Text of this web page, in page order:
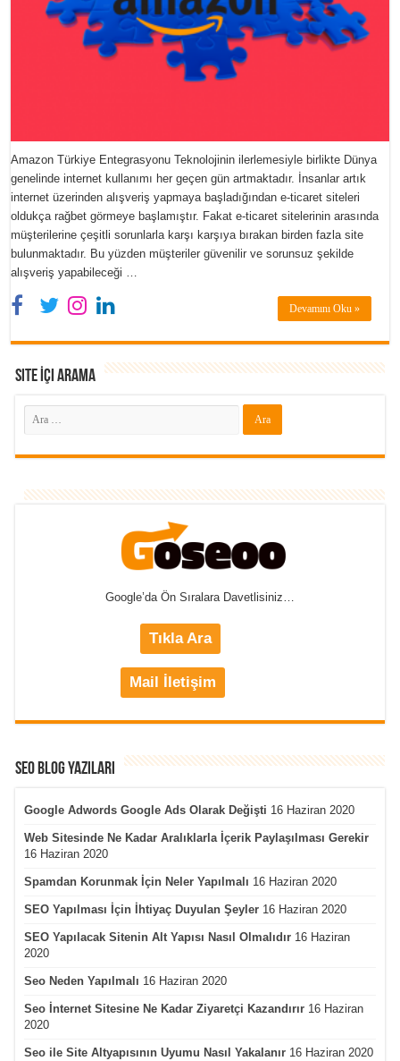
Amazon Türkiye Entegrasyonu Teknolojinin ilerlemesiyle birlikte Dünya
genelinde internet kullanımı her geçen gün artmaktadır. İnsanlar artık
internet üzerinden alışveriş yapmaya başladığından e-ticaret siteleri
oldukça rağbet görmeye başlamıştır. Fakat e-ticaret sitelerinin arasında
müşterilerine çeşitli sorunlarla karşı karşıya bırakan birden fazla site
bulunmaktadır. Bu yüzden müşteriler güvenilir ve sorunsuz şekilde
alışveriş yapabileceği …
Devamını Oku »
Site İçi Arama
Google’da Ön Sıralara Davetlisiniz…
Tıkla Ara
Mail İletişim
Seo Blog Yazıları
Google Adwords Google Ads Olarak Değişti 16 Haziran 2020
Web Sitesinde Ne Kadar Aralıklarla İçerik Paylaşılması Gerekir
16 Haziran 2020
Spamdan Korunmak İçin Neler Yapılmalı 16 Haziran 2020
SEO Yapılması İçin İhtiyaç Duyulan Şeyler 16 Haziran 2020
SEO Yapılacak Sitenin Alt Yapısı Nasıl Olmalıdır 16 Haziran
2020
Seo Neden Yapılmalı 16 Haziran 2020
Seo İnternet Sitesine Ne Kadar Ziyaretçi Kazandırır 16 Haziran
2020
Seo ile Site Altyapısının Uyumu Nasıl Yakalanır 16 Haziran 2020